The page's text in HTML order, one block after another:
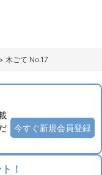
> 木ごて No.17
今すぐ新規会員登録
！